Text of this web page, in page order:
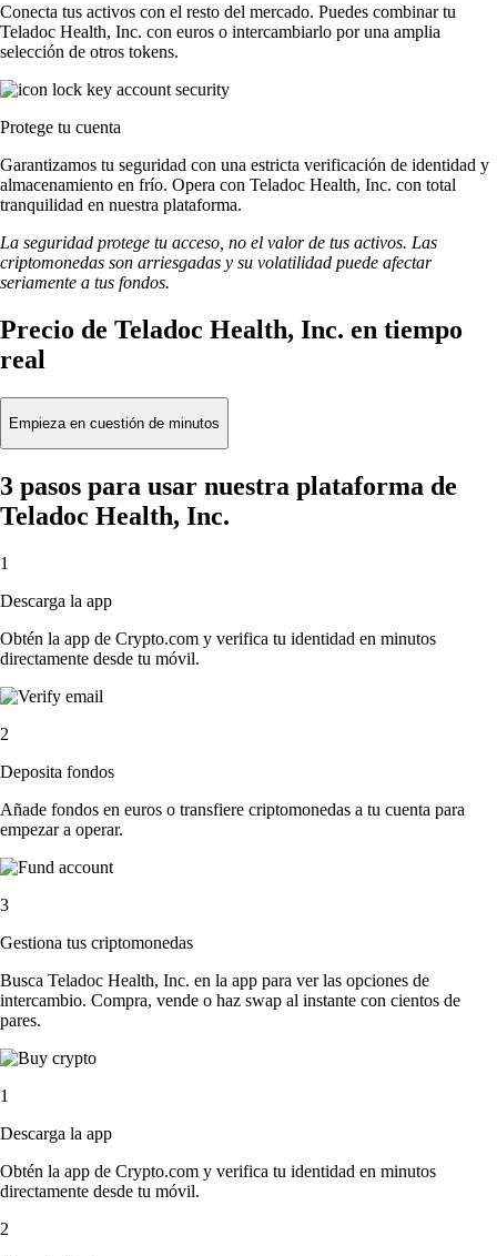
Conecta tus activos con el resto del mercado. Puedes combinar tu
Teladoc Health, Inc. con euros o intercambiarlo por una amplia
selección de otros tokens.
Protege tu cuenta
Garantizamos tu seguridad con una estricta verificación de identidad y
almacenamiento en frío. Opera con Teladoc Health, Inc. con total
tranquilidad en nuestra plataforma.
La seguridad protege tu acceso, no el valor de tus activos. Las
criptomonedas son arriesgadas y su volatilidad puede afectar
seriamente a tus fondos.
Precio de Teladoc Health, Inc. en tiempo
real
Empieza en cuestión de minutos
3 pasos para usar nuestra plataforma de
Teladoc Health, Inc.
1
Descarga la app
Obtén la app de Crypto.com y verifica tu identidad en minutos
directamente desde tu móvil.
2
Deposita fondos
Añade fondos en euros o transfiere criptomonedas a tu cuenta para
empezar a operar.
3
Gestiona tus criptomonedas
Busca Teladoc Health, Inc. en la app para ver las opciones de
intercambio. Compra, vende o haz swap al instante con cientos de
pares.
1
Descarga la app
Obtén la app de Crypto.com y verifica tu identidad en minutos
directamente desde tu móvil.
2